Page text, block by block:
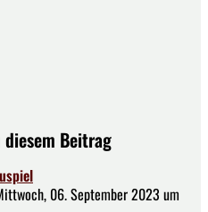
Beitrag
06. September 2023 um